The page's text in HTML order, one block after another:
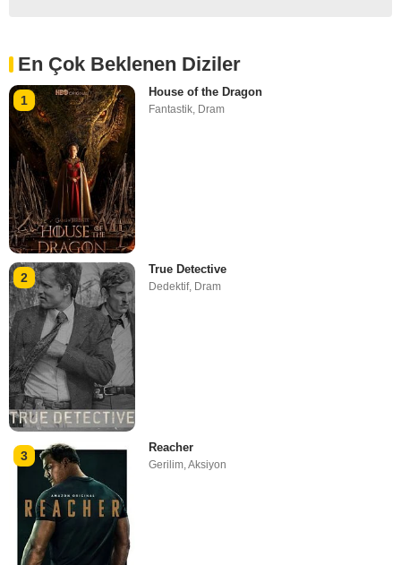
En Çok Beklenen Diziler
1
House of the Dragon
Fantastik, Dram
2
True Detective
Dedektif, Dram
3
Reacher
Gerilim ,Aksiyon